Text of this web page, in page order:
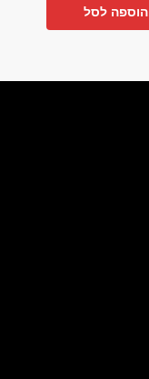
הוספה לסל